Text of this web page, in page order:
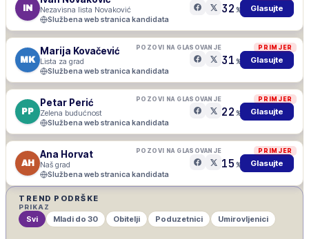
IN Nezavisna lista Novaković
Službena web stranica kandidata
32 % Glasujte
PRIMJER
MK
Marija Kovačević
Lista za grad
POZOVI NA GLASOVANJE
Službena web stranica kandidata
31 % Glasujte
PRIMJER
PP
Petar Perić
Zelena budućnost
POZOVI NA GLASOVANJE
Službena web stranica kandidata
22 % Glasujte
PRIMJER
AH
Ana Horvat
Naš grad
POZOVI NA GLASOVANJE
Službena web stranica kandidata
15 % Glasujte
TREND PODRŠKE
PRIKAZ
Svi Mladi do 30 Obitelji Poduzetnici Umirovljenici